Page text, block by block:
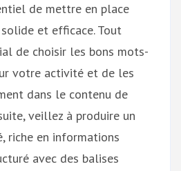
de mettre en place
et efficace. Tout
de choisir les bons mots-
votre activité et de les
dans le contenu de
veillez à produire un
riche en informations
avec des balises